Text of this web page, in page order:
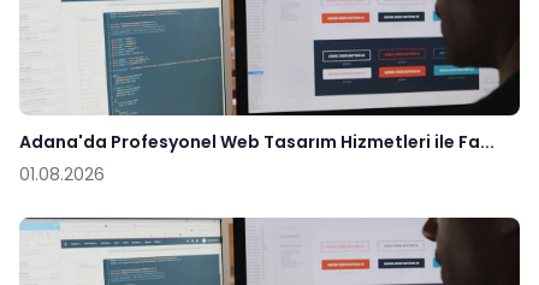
Adana'da Profesyonel Web Tasarım Hizmetleri ile Fa...
01.08.2026